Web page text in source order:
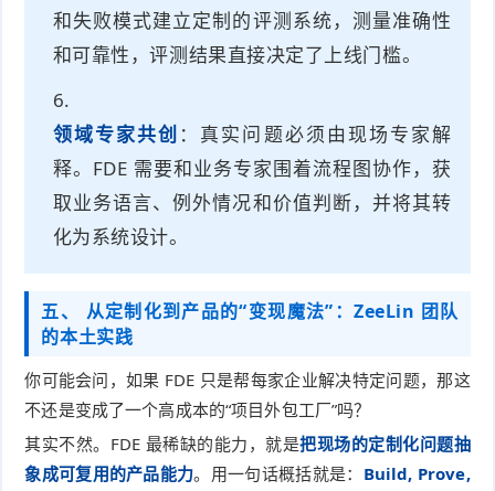
和失败模式建立定制的评测系统，测量准确性
和可靠性，评测结果直接决定了上线门槛。
领域专家共创 ：真实问题必须由现场专家解
释。FDE 需要和业务专家围着流程图协作，获
取业务语言、例外情况和价值判断，并将其转
化为系统设计。
五、 从定制化到产品的“变现魔法”：ZeeLin 团队
的本土实践
你可能会问，如果 FDE 只是帮每家企业解决特定问题，那这
不还是变成了一个高成本的“项目外包工厂”吗？
其实不然。FDE 最稀缺的能力，就是把现场的定制化问题抽
象成可复用的产品能力。用一句话概括就是： Build, Prove,